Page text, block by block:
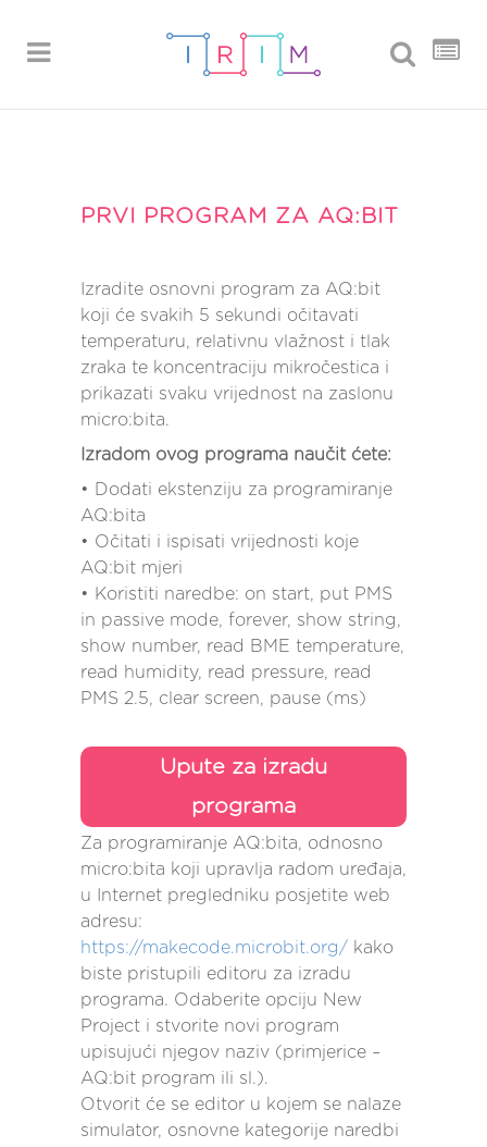
PRVI PROGRAM ZA AQ:BIT
Izradite osnovni program za AQ:bit
koji će svakih 5 sekundi očitavati
temperaturu, relativnu vlažnost i tlak
zraka te koncentraciju mikročestica i
prikazati svaku vrijednost na zaslonu
micro:bita.
Izradom ovog programa naučit ćete:
• Dodati ekstenziju za programiranje
AQ:bita
• Očitati i ispisati vrijednosti koje
AQ:bit mjeri
• Koristiti naredbe: on start, put PMS
in passive mode, forever, show string,
show number, read BME temperature,
read humidity, read pressure, read
PMS 2.5, clear screen, pause (ms)
Upute za izradu
programa
Za programiranje AQ:bita, odnosno
micro:bita koji upravlja radom uređaja,
u Internet pregledniku posjetite web
adresu:
https://makecode.microbit.org/ kako
biste pristupili editoru za izradu
programa. Odaberite opciju New
Project i stvorite novi program
upisujući njegov naziv (primjerice –
AQ:bit program ili sl.).
Otvorit će se editor u kojem se nalaze
simulator, osnovne kategorije naredbi